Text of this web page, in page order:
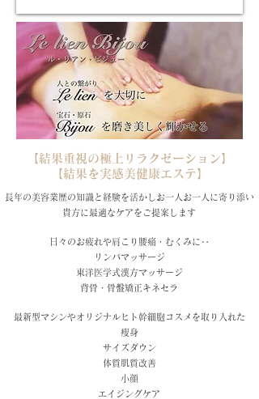
【結果重視の極上リラクゼーション】
【結果を実感美健康エステ】
長年の美容業歴の知識と経験を活かしお一人お一人に寄り添い
貴方に最適なケアをご提案します
日々のお疲れや肩こり腰痛・むくみに‥
リンパマッサージ
東洋医学式漢方マッサージ
背骨・骨盤矯正キネセラ
最新型マシンやオリジナルヒト幹細胞コスメを取り入れた
痩身
サイズダウン
体質肌質改善
小顔
エイジングケア